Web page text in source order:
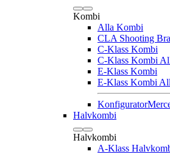
Kombi
Alla Kombi
CLA Shooting
C-Klass Kombi
C-Klass Kombi
E-Klass Kombi
E-Klass Kombi
Konfigurator
Halvkombi
Halvkombi
A-Klass